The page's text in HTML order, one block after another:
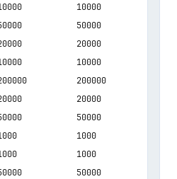
10000           10000
50000           50000
20000           20000
10000           10000
200000          200000
20000           20000
50000           50000
1000            1000
1000            1000
50000           50000